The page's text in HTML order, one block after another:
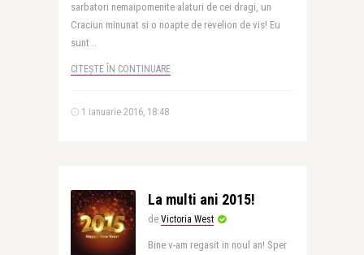
sarbatori nemaipomenite alaturi de cei dragi, un
Craciun minunat si o noapte de revelion de vis! Eu
sunt ..
CITEȘTE ÎN CONTINUARE
1 ianuarie 2016, 18:48
La multi ani 2015!
de Victoria West
Bine v-am regasit in noul an! Sper